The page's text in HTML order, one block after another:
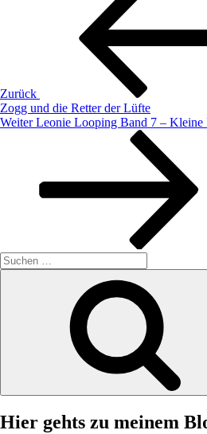
Zurück
Zogg und die Retter der Lüfte
Nächster
Weiter Leonie Looping Band 7 – Kleine
Suche
nach:
Hier gehts zu meinem